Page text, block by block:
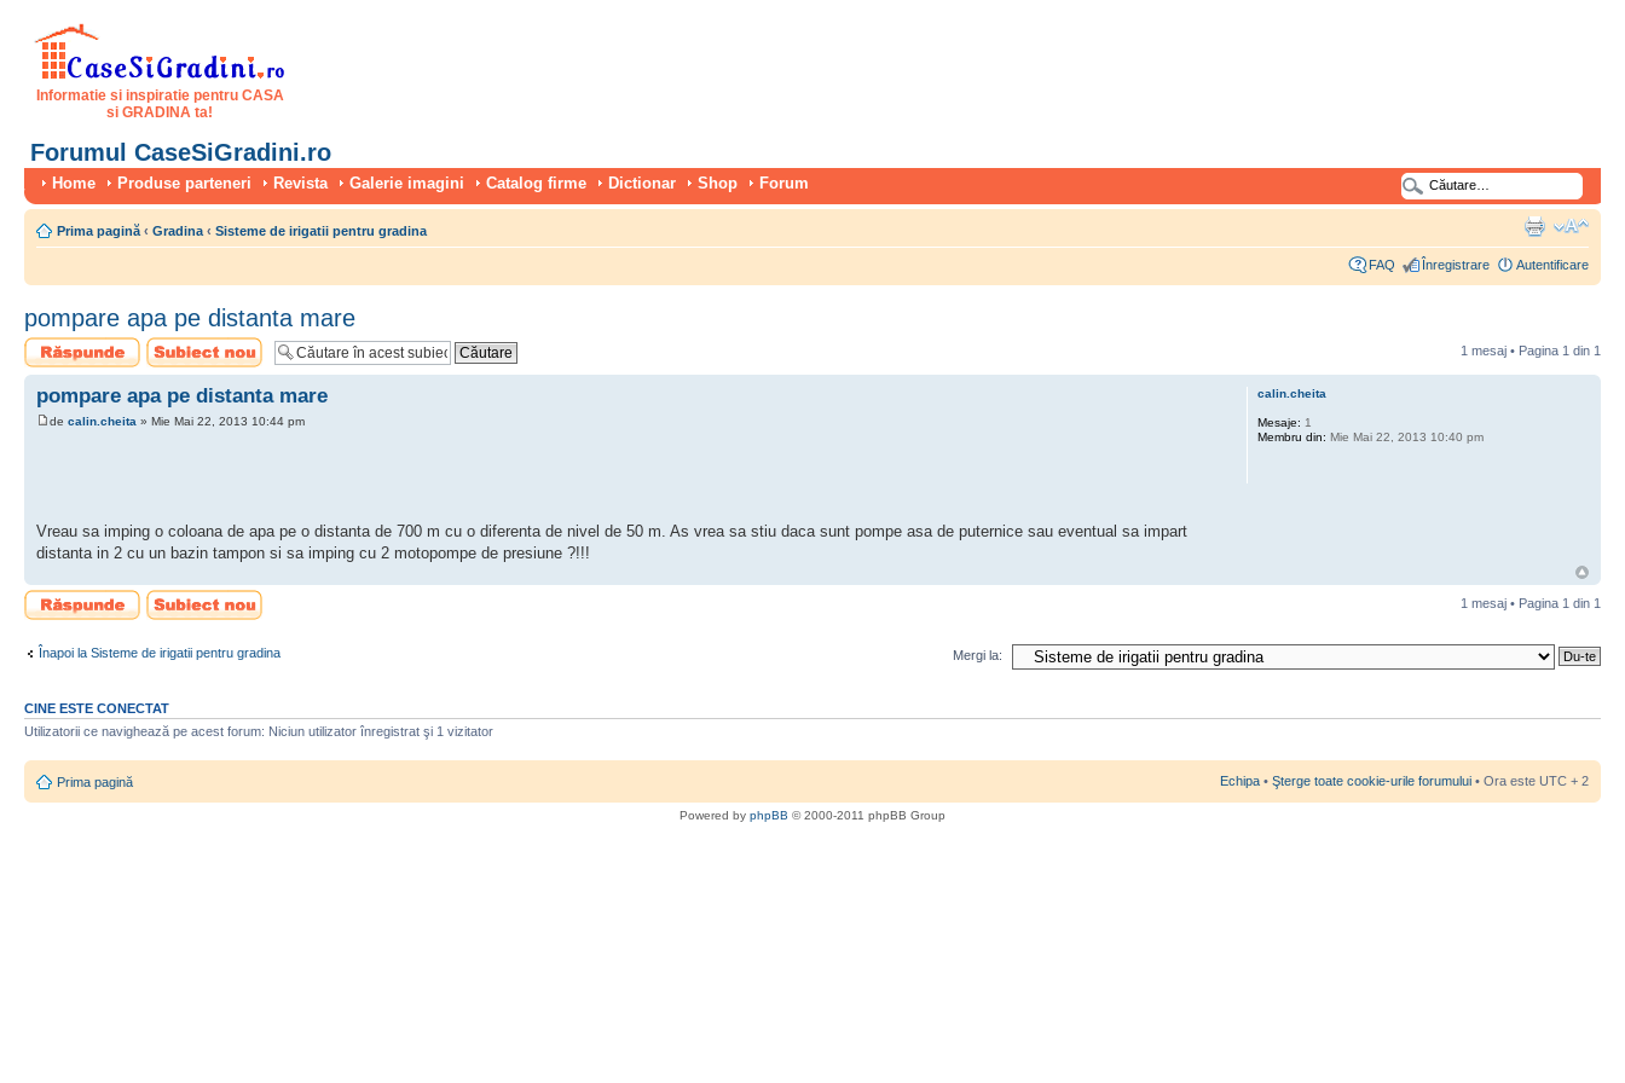
Informatie si inspiratie pentru CASA
si GRADINA ta!
Forumul CaseSiGradini.ro
Home Produse parteneri Revista Galerie imagini Catalog firme Dictionar Shop Forum
Prima pagină ‹ Gradina ‹ Sisteme de irigatii pentru gradina
FAQ Înregistrare Autentificare
pompare apa pe distanta mare
Scrie un răspuns
Scrie un subiect
nou
1 mesaj • Pagina 1 din 1
pompare apa pe distanta mare
de calin.cheita » Mie Mai 22, 2013 10:44 pm
Vreau sa imping o coloana de apa pe o distanta de 700 m cu o diferenta de nivel de 50 m. As vrea sa stiu daca sunt pompe asa de puternice sau eventual sa impart
distanta in 2 cu un bazin tampon si sa imping cu 2 motopompe de presiune ?!!!
calin.cheita
Mesaje: 1
Membru din: Mie Mai 22, 2013 10:40 pm
Scrie un răspuns
Scrie un subiect
nou
1 mesaj • Pagina 1 din 1
Înapoi la Sisteme de irigatii pentru gradina Mergi la:
CINE ESTE CONECTAT
Utilizatorii ce navighează pe acest forum: Niciun utilizator înregistrat şi 1 vizitator
Prima pagină Echipa • Şterge toate cookie-urile forumului • Ora este UTC + 2
Powered by phpBB © 2000-2011 phpBB Group